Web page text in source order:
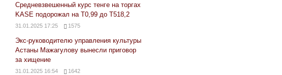
Средневзвешенный курс тенге на торгах
KASE подорожал на Т0,99 до Т518,2
31.01.2025 17:25 1575
Экс-руководителю управления культуры
Астаны Мажагулову вынесли приговор
за хищение
31.01.2025 16:54 1642